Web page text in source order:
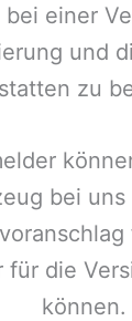
einer
und
zu
bei
für die
können.